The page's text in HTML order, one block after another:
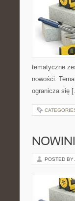
tematyczne
nowości.
ogranicza się
POSTED BY